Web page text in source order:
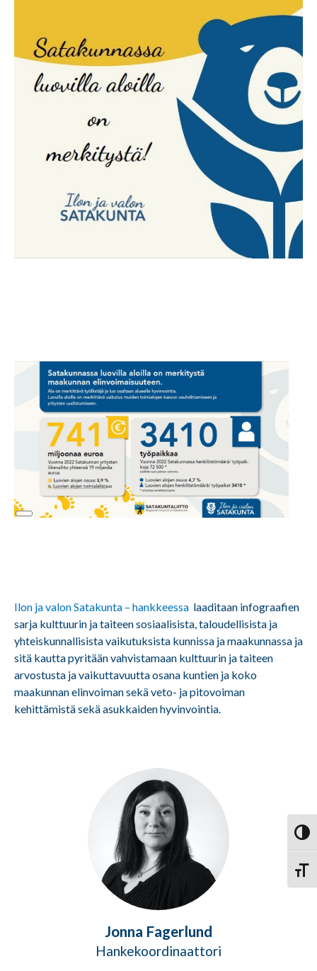
Long
Ilon ja valon Satakunta – hankkeessa laaditaan infograafien
sarja kulttuurin ja taiteen sosiaalisista, taloudellisista ja
yhteiskunnallisista vaikutuksista kunnissa ja maakunnassa ja
sitä kautta pyritään vahvistamaan kulttuurin ja taiteen
arvostusta ja vaikuttavuutta osana kuntien ja koko
maakunnan elinvoiman sekä veto- ja pitovoiman
kehittämistä sekä asukkaiden hyvinvointia.
Jonna Fagerlund
Hankekoordinaattori